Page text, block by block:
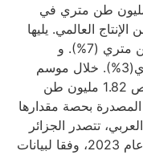
حيث أنتجت وحدها أكثر من 20 مليون طن متري في
2025 أو ما نسبته 78% من الإنتاج العالمي. يليها
الاتحاد الأوروبي الذي أنتج 1.87 مليون طن متري (7%). و
الأرجنتين التي أنتجت 655 ألف طن متري(3%). خلال موسم
2024/2025، بلغ إجمالي صادرات الإجاص 1.82 مليون طن
بحصة مقدارها
تتصدر الجزائر
قائمة أكثر الدول العربية إنتاجا للإجاص عام 2023، وفقا لبيانات